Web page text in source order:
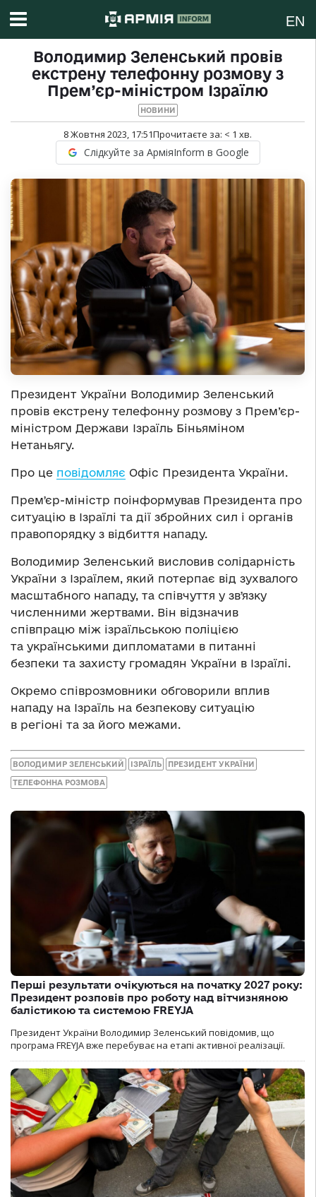
EN
Володимир Зеленський провів
екстрену телефонну розмову з
Прем’єр-міністром Ізраїлю
НОВИНИ
8 Жовтня 2023, 17:51Прочитаєте за: < 1 хв.
Слідкуйте за АрміяInform в Google
Президент України Володимир Зеленський
провів екстрену телефонну розмову з Прем’єр-
міністром Держави Ізраїль Біньяміном
Нетаньягу.
Про це повідомляє Офіс Президента України.
Премʼєр-міністр поінформував Президента про
ситуацію в Ізраїлі та дії збройних сил і органів
правопорядку з відбиття нападу.
Володимир Зеленський висловив солідарність
України з Ізраїлем, який потерпає від зухвалого
масштабного нападу, та співчуття у звʼязку
численними жертвами. Він відзначив
співпрацю між ізраїльською поліцією
та українськими дипломатами в питанні
безпеки та захисту громадян України в Ізраїлі.
Окремо співрозмовники обговорили вплив
нападу на Ізраїль на безпекову ситуацію
в регіоні та за його межами.
ВОЛОДИМИР ЗЕЛЕНСЬКИЙ ІЗРАЇЛЬ ПРЕЗИДЕНТ УКРАЇНИ
ТЕЛЕФОННА РОЗМОВА
Перші результати очікуються на початку 2027 року:
Президент розповів про роботу над вітчизняною
балістикою та системою FREYJA
Президент України Володимир Зеленський повідомив, що
програма FREYJA вже перебуває на етапі активної реалізації.